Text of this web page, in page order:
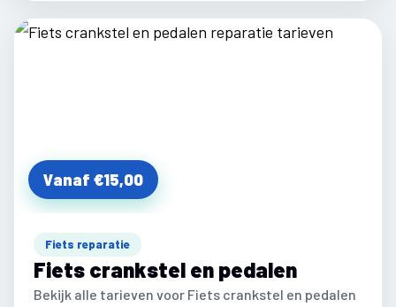
Vanaf €15,00
Fiets reparatie
Fiets crankstel en pedalen
Bekijk alle tarieven voor Fiets crankstel en pedalen